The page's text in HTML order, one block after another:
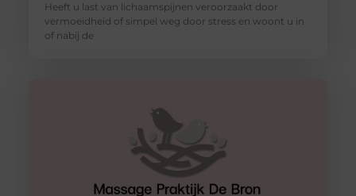
Heeft u last van lichaamspijnen veroorzaakt door
vermoeidheid of simpel weg door stress en woont u in
of nabij de